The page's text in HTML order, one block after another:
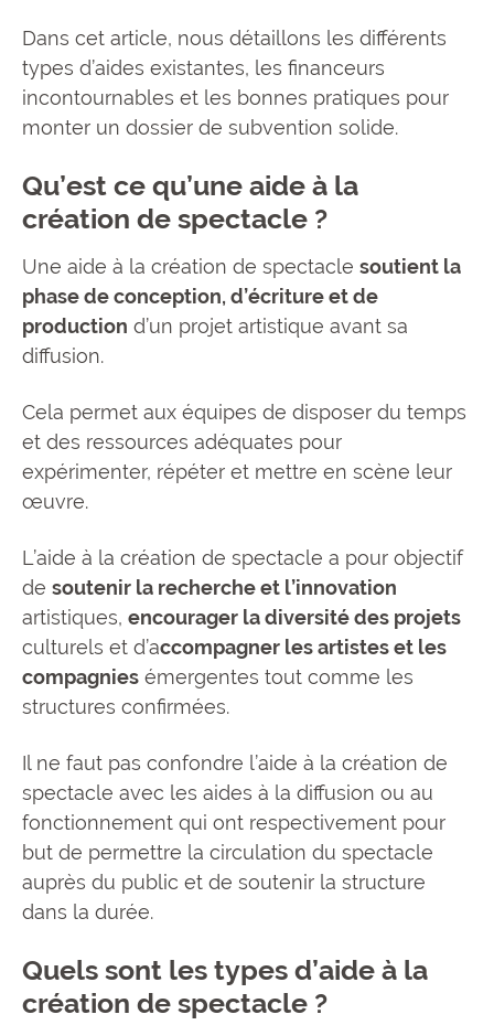
Dans cet article, nous détaillons les différents
types d’aides existantes, les financeurs
incontournables et les bonnes pratiques pour
monter un dossier de subvention solide.
Qu’est ce qu’une aide à la
création de spectacle ?
Une aide à la création de spectacle soutient la
phase de conception, d’écriture et de
production d’un projet artistique avant sa
diffusion.
Cela permet aux équipes de disposer du temps
et des ressources adéquates pour
expérimenter, répéter et mettre en scène leur
œuvre.
L’aide à la création de spectacle a pour objectif
de soutenir la recherche et l’innovation
artistiques, encourager la diversité des projets
culturels et d’accompagner les artistes et les
compagnies émergentes tout comme les
structures confirmées.
Il ne faut pas confondre l’aide à la création de
spectacle avec les aides à la diffusion ou au
fonctionnement qui ont respectivement pour
but de permettre la circulation du spectacle
auprès du public et de soutenir la structure
dans la durée.
Quels sont les types d’aide à la
création de spectacle ?